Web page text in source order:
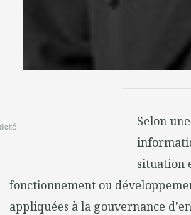
Selon
situation
fonctionnement ou
appliquées à la gouvernance